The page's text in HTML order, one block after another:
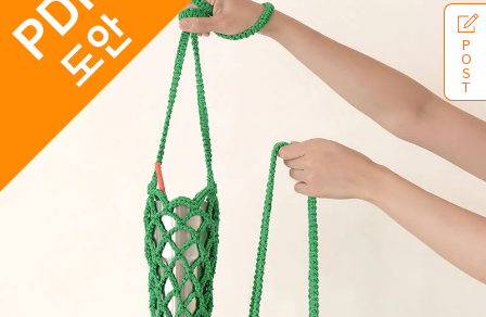
P
O
S
T